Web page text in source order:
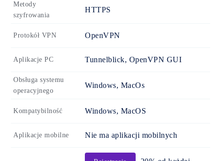
Metody
szyfrowania
HTTPS
Protokół VPN OpenVPN
Aplikacje PC Tunnelblick, OpenVPN GUI
Obsługa systemu
operacyjnego
Windows, MacOs
Kompatybilność Windows, MacOS
Aplikacje mobilne Nie ma aplikacji mobilnych